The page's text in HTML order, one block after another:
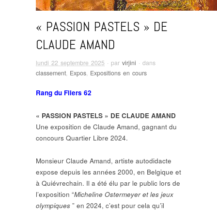
« PASSION PASTELS » DE
CLAUDE AMAND
lundi 22 septembre 2025 · par virjini · dans
classement, Expos, Expositions en cours
Rang du Fliers 62
« PASSION PASTELS » DE CLAUDE AMAND
Une exposition de Claude Amand, gagnant du
concours Quartier Libre 2024.
Monsieur Claude Amand, artiste autodidacte
expose depuis les années 2000, en Belgique et
à Quiévrechain. Il a été élu par le public lors de
l’exposition “Micheline Ostermeyer et les jeux
olympiques ” en 2024, c’est pour cela qu’il